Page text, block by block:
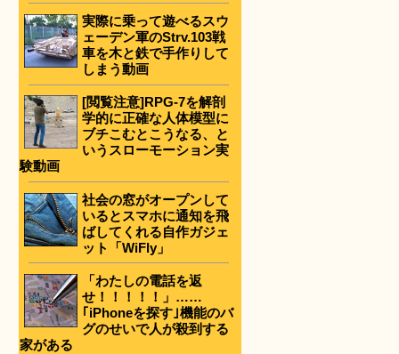
実際に乗って遊べるスウ
ェーデン軍のStrv.103戦
車を木と鉄で手作りして
しまう動画
[閲覧注意]RPG-7を解剖
学的に正確な人体模型に
ブチこむとこうなる、と
いうスローモーション実
験動画
社会の窓がオープンして
いるとスマホに通知を飛
ばしてくれる自作ガジェ
ット「WiFly」
「わたしの電話を返
せ！！！！！」……
｢iPhoneを探す｣機能のバ
グのせいで人が殺到する
家がある